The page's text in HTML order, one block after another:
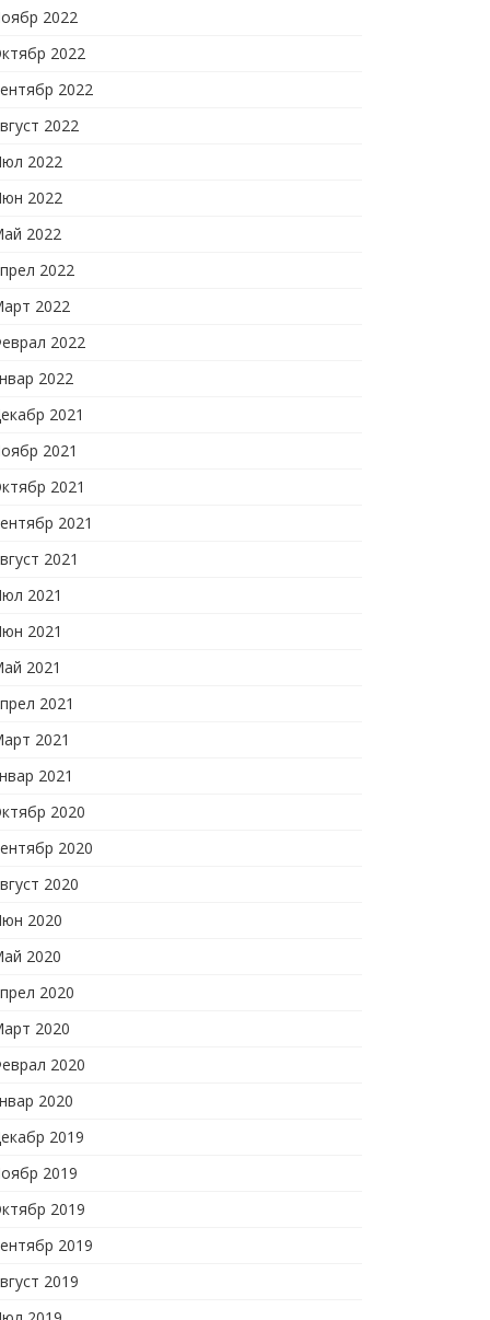
2022
2022
2022
2022
2022
2022
2022
2022
2022
2022
2022
2021
2021
2021
2021
2021
2021
2021
2021
2021
2021
2021
2020
2020
2020
2020
2020
2020
2020
2020
2020
2019
2019
2019
2019
2019